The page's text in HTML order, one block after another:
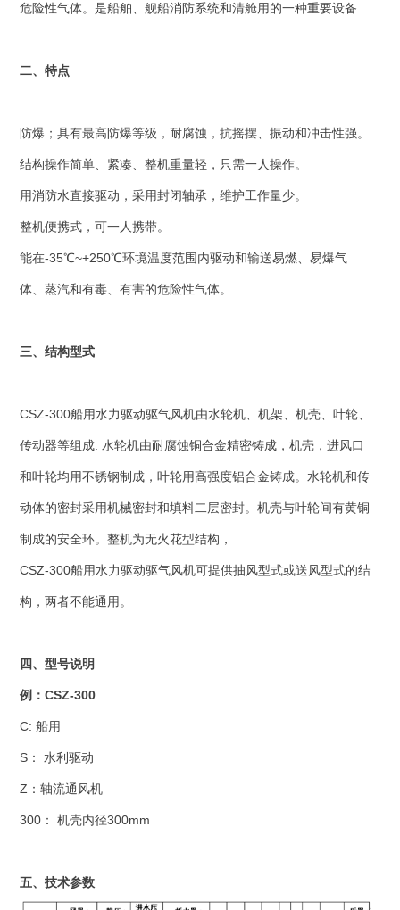
危险性气体。是船舶、舰船消防系统和清舱用的一种重要设备
二、特点
防爆；具有最高防爆等级，耐腐蚀，抗摇摆、振动和冲击性强。
结构操作简单、紧凑、整机重量轻，只需一人操作。
用消防水直接驱动，采用封闭轴承，维护工作量少。
整机便携式，可一人携带。
能在-35℃~+250℃环境温度范围内驱动和输送易燃、易爆气
体、蒸汽和有毒、有害的危险性气体。
三、结构型式
CSZ-300船用水力驱动驱气风机由水轮机、机架、机壳、叶轮、
传动器等组成. 水轮机由耐腐蚀铜合金精密铸成，机壳，进风口
和叶轮均用不锈钢制成，叶轮用高强度铝合金铸成。水轮机和传
动体的密封采用机械密封和填料二层密封。机壳与叶轮间有黄铜
制成的安全环。整机为无火花型结构，
CSZ-300船用水力驱动驱气风机可提供抽风型式或送风型式的结
构，两者不能通用。
四、型号说明
例：CSZ-300
C: 船用
S： 水利驱动
Z：轴流通风机
300： 机壳内径300mm
五、技术参数